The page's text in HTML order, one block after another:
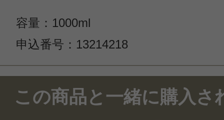
容量：1000ml
申込番号：13214218
この商品のクチコミ
5件のレビュー
この商品と一緒に購入さ